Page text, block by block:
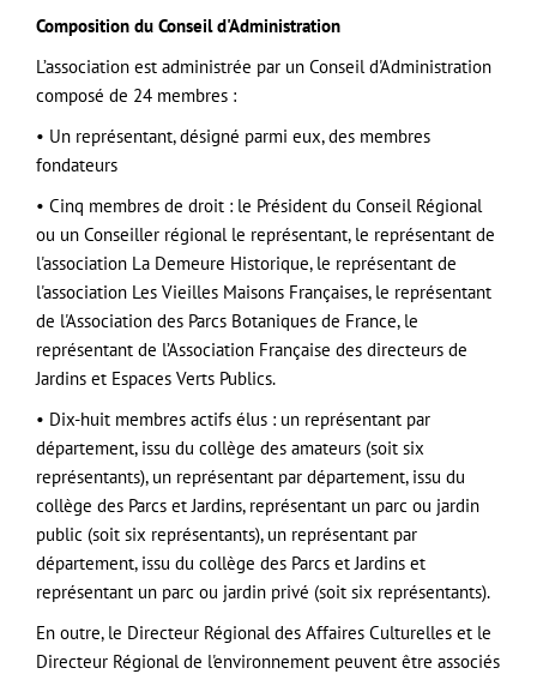
Composition du Conseil d'Administration
L’association est administrée par un Conseil d'Administration
composé de 24 membres :
• Un représentant, désigné parmi eux, des membres
fondateurs
• Cinq membres de droit : le Président du Conseil Régional
ou un Conseiller régional le représentant, le représentant de
l'association La Demeure Historique, le représentant de
l'association Les Vieilles Maisons Françaises, le représentant
de l'Association des Parcs Botaniques de France, le
représentant de l’Association Française des directeurs de
Jardins et Espaces Verts Publics.
• Dix-huit membres actifs élus : un représentant par
département, issu du collège des amateurs (soit six
représentants), un représentant par département, issu du
collège des Parcs et Jardins, représentant un parc ou jardin
public (soit six représentants), un représentant par
département, issu du collège des Parcs et Jardins et
représentant un parc ou jardin privé (soit six représentants).
En outre, le Directeur Régional des Affaires Culturelles et le
Directeur Régional de l'environnement peuvent être associés